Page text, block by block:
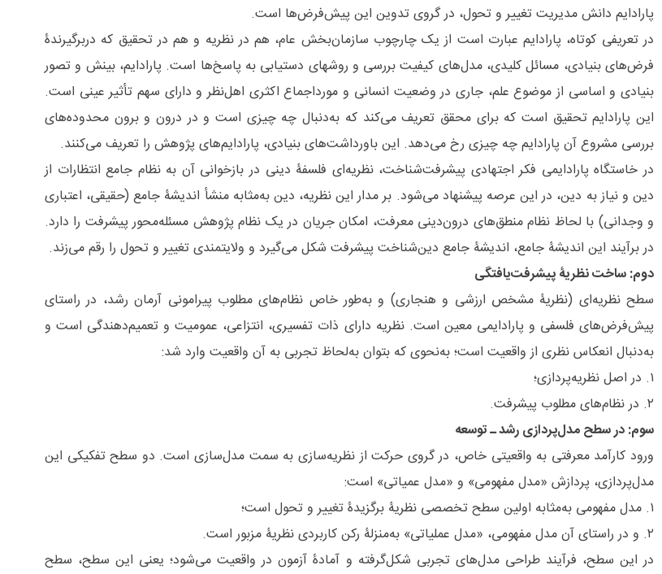
پارادایم دانش مدیریت تغییر و تحول، در گروی تدوین این پیش‌فرض‌‌ها است.
در تعریفی کوتاه، پارادایم عبارت است از یک چارچوب سازمان‌بخش عام، هم در نظریه و هم در تحقیق که دربرگیرندۀ
فرض‌‌های بنیادی، مسائل کلیدی، مدل‌های کیفیت بررسی و روش‏های دستیابی به پاسخ‌ها است. پارادایم، بینش و تصور
بنیادی و اساسی از موضوع علم، جاری در وضعیت انسانی و مورداجماع اکثری اهل‌نظر و دارای سهم تأثیر عینی است.
این پارادایم تحقیق است که برای محقق تعریف می‌کند که به‌دنبال چه چیزی است و در درون و برون محدوده‌های
بررسی مشروع آن پارادایم چه چیزی رخ می‌‌دهد. این باورداشت‌های بنیادی، پارادایم‌‌های پژوهش را تعریف می‌کنند.
در خاستگاه پارادایمی فکر اجتهادی پیشرفت‌شناخت، نظریه‌ای فلسفۀ دینی در بازخوانی آن به نظام جامع انتظارات از
دین و نیاز به دین، در این عرصه پیشنهاد می‌شود. بر مدار این نظریه، دین به‌مثابه منشأ اندیشۀ جامع (حقیقی، اعتباری
و وجدانی) با لحاظ نظام منطق‌های درون‌دینی معرفت، امکان جریان در یک نظام پژوهش مسئله‌محور پیشرفت را دارد.
در برآیند این اندیشۀ جامع، اندیشۀ جامع دین‌شناخت پیشرفت شکل می‌گیرد و ولایتمندی تغییر و تحول را رقم می‌زند.
دوم: ساخت نظریۀ پیشرفت‌یافتگی
سطح نظریه‌‌ای (نظریۀ مشخص ارزشی و هنجاری) و به‌طور خاص نظام‌‌های مطلوب پیرامونی آرمان رشد، در راستای
پیش‌‌‌فرض‌‌های فلسفی و پارادایمی معین است. نظریه دارای ذات تفسیری، انتزاعی، عمومیت و تعمیم‌دهندگی است و
به‌دنبال انعکاس نظری از واقعیت است؛ به‌نحوی که بتوان به‌لحاظ تجربی به آن واقعیت وارد شد:
۱. در اصل نظریه‏‌پردازی؛
۲. در نظام‌های مطلوب پیشرفت.
سوم: در سطح مدل‌‌پردازی رشد ـ توسعه
ورود کارآمد معرفتی به واقعیتی خاص، در گروی حرکت از نظریه‌‌سازی به سمت مدل‌‌سازی است. دو سطح تفکیکی این
مدل‏‌پردازی، پردازش «مدل مفهومی» و «مدل عمیاتی» است:
۱. مدل مفهومی به‌مثابه اولین سطح تخصصی نظریۀ برگزیدۀ تغییر و تحول است؛
۲. و در راستای آن مدل مفهومی، «مدل عملیاتی» به‌منزلۀ رکن کاربردی نظریۀ مزبور است.
در این سطح، فرآیند طراحی مدل‌‌های تجربی شکل‌‌گرفته و آمادۀ آزمون در واقعیت می‌‌شود؛ یعنی این سطح، سطح